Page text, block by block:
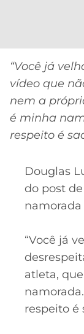
MG
“Você já
vídeo que
nem a
é minha
respeito é
Douglas
do post
“Você já
atleta,
respeito é